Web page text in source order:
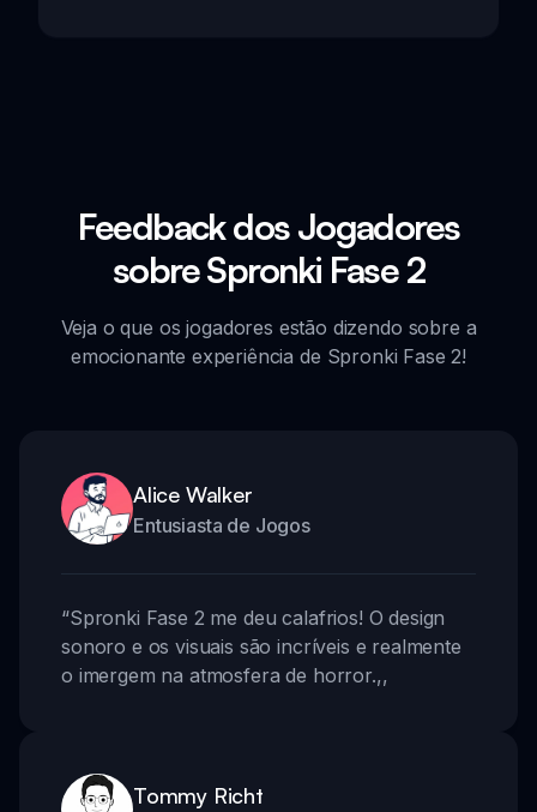
Feedback dos Jogadores
sobre Spronki Fase 2
Veja o que os jogadores estão dizendo sobre a
emocionante experiência de Spronki Fase 2!
Alice Walker
Entusiasta de Jogos
“Spronki Fase 2 me deu calafrios! O design
sonoro e os visuais são incríveis e realmente
o imergem na atmosfera de horror.,,
Tommy Richt